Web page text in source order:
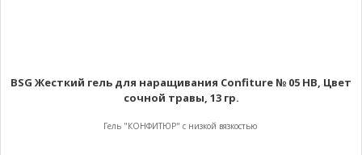
BSG Жесткий гель для наращивания Confiture № 05 HB, Цвет
сочной травы, 13 гр.
Гель "КОНФИТЮР" с низкой вязкостью